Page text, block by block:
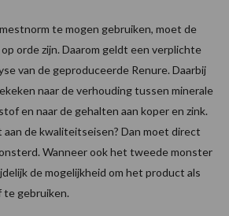
te mogen gebruiken, moet de
orde zijn. Daarom geldt een verplichte
van de geproduceerde Renure. Daarbij
naar de verhouding tussen minerale
en naar de gehalten aan koper en zink.
de kwaliteitseisen? Dan moet direct
Wanneer ook het tweede monster
de mogelijkheid om het product als
te gebruiken.